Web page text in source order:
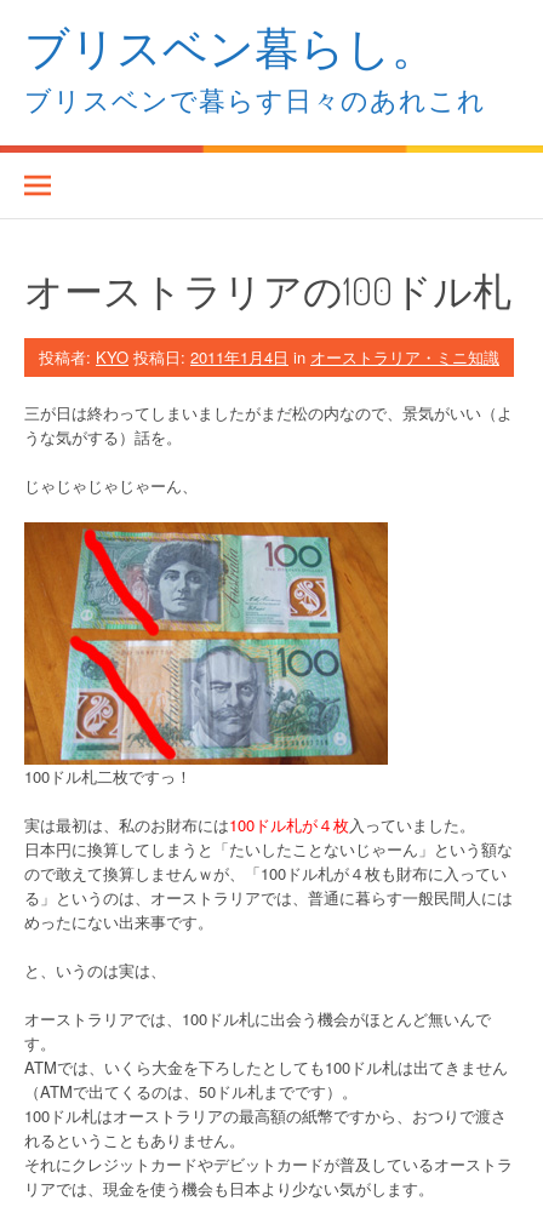
ス
ブリスベン暮らし。
ブリスベンで暮らす日々のあれこれ
オーストラリアの100ドル札
投稿者: KYO 投稿日: 2011年1月4日 in オーストラリア・ミニ知識
三が日は終わってしまいましたがまだ松の内なので、景気がいい（よ
うな気がする）話を。
じゃじゃじゃじゃーん、
100ドル札二枚ですっ！
実は最初は、私のお財布には100ドル札が４枚入っていました。
日本円に換算してしまうと「たいしたことないじゃーん」という額な
ので敢えて換算しませんｗが、「100ドル札が４枚も財布に入ってい
る」というのは、オーストラリアでは、普通に暮らす一般民間人には
めったにない出来事です。
と、いうのは実は、
オーストラリアでは、100ドル札に出会う機会がほとんど無いんで
す。
ATMでは、いくら大金を下ろしたとしても100ドル札は出てきません
（ATMで出てくるのは、50ドル札までです）。
100ドル札はオーストラリアの最高額の紙幣ですから、おつりで渡さ
れるということもありません。
それにクレジットカードやデビットカードが普及しているオーストラ
リアでは、現金を使う機会も日本より少ない気がします。